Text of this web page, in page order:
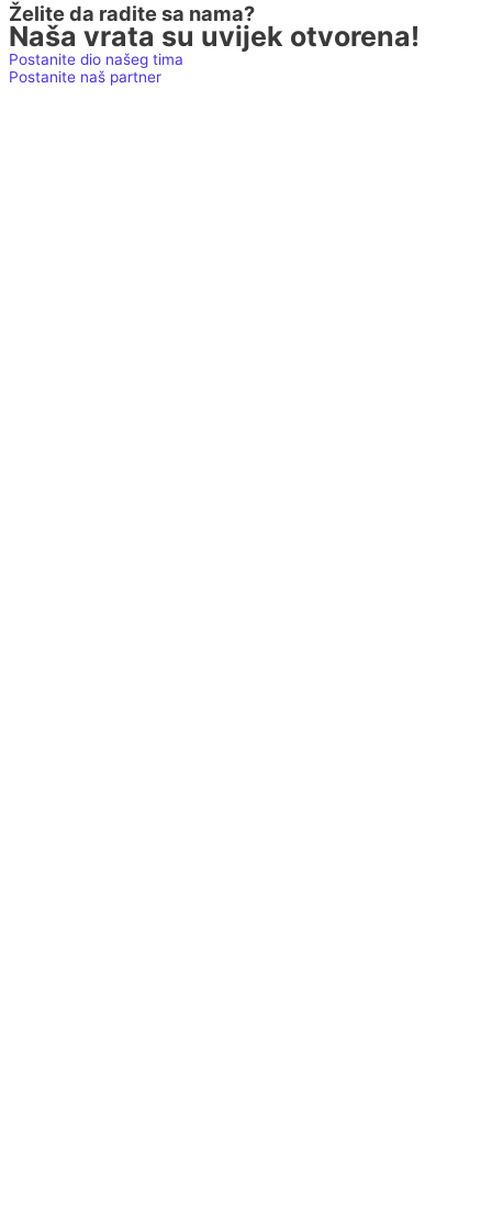
Želite da radite sa nama?
Naša vrata su uvijek otvorena!
Postanite dio našeg tima
Postanite naš partner